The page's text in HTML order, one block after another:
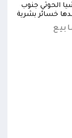
الحوثي جنوب
خسائر بشرية